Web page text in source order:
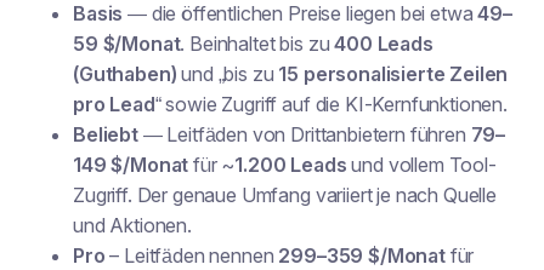
Basis — die öffentlichen Preise liegen bei etwa49–
59 $/Monat. Beinhaltet bis zu400 Leads
(Guthaben) und „bis zu 15 personalisierte Zeilen
pro Lead“ sowie Zugriff auf die KI-Kernfunktionen.
Beliebt— Leitfäden von Drittanbietern führen 79–
149 $/Monat für ~1.200 Leads und vollem Tool-
Zugriff. Der genaue Umfang variiert je nach Quelle
und Aktionen.
Pro – Leitfäden nennen 299–359 $/Monatfür